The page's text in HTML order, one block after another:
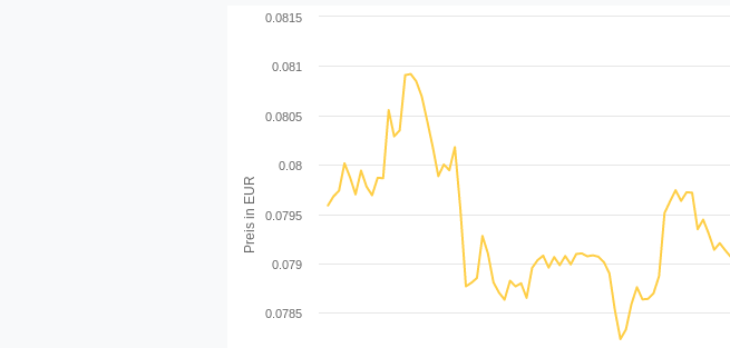
Preis in EUR
0.0785
0.079
0.0795
0.08
0.0805
0.081
0.0815